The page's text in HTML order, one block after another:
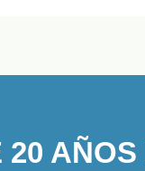
20